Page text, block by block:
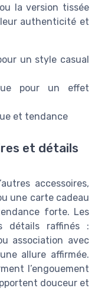
la version tissée
authenticité et
un style casual
pour un effet
et tendance
et détails
accessoires,
une carte cadeau
forte. Les
détails raffinés :
association avec
allure affirmée.
l’engouement
douceur et